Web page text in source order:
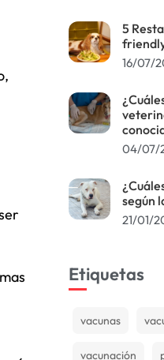
5
16/07/
04/07/
según
21/01/
Etiquetas
vacunas
vacunación